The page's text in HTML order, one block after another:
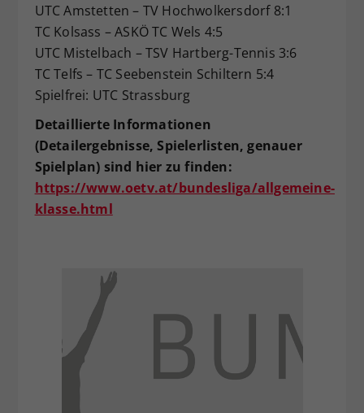
UTC Amstetten – TV Hochwolkersdorf 8:1
TC Kolsass – ASKÖ TC Wels 4:5
UTC Mistelbach – TSV Hartberg-Tennis 3:6
TC Telfs – TC Seebenstein Schiltern 5:4
Spielfrei: UTC Strassburg
Detaillierte Informationen
(Detailergebnisse, Spielerlisten, genauer
Spielplan) sind hier zu finden:
https://www.oetv.at/bundesliga/allgemeine-
klasse.html